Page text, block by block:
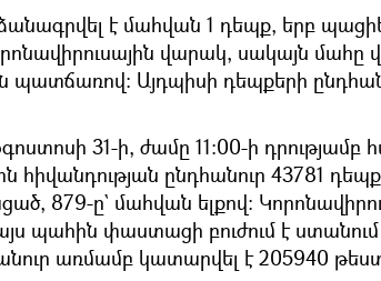
է մահվան 1 դեպք, երբ
վարակ, սակայն մահը
պատճառով: Այդպիսի դեպքերի
31-ի, ժամը 11:00-ի դրությամբ
հիվանդության ընդհանուր 43781
879-ը` մահվան ելքով:
պահին փաստացի բուժում է ստանում
առմամբ կատարվել է 205940